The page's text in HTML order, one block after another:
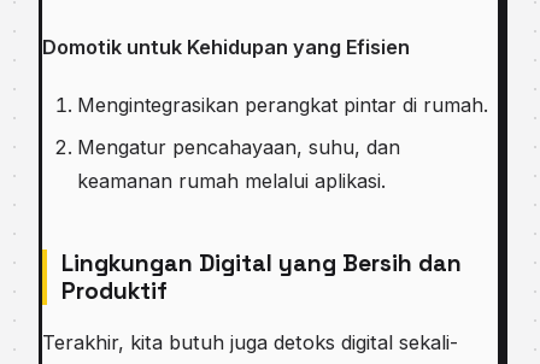
Domotik untuk Kehidupan yang Efisien
Mengintegrasikan perangkat pintar di rumah.
Mengatur pencahayaan, suhu, dan
keamanan rumah melalui aplikasi.
Lingkungan Digital yang Bersih dan
Produktif
Terakhir, kita butuh juga detoks digital sekali-